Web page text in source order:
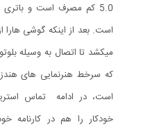
5.0 کم مصرف است و باتری
است. بعد از اینکه گوشی هارا
میکشد تا اتصال به وسیله
که سرخط هنرنمایی های
است، در ادامه تماس
خودکار را هم در کارنامه